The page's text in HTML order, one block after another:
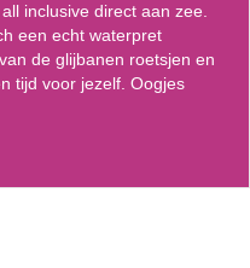
inclusive direct aan zee.
een echt waterpret
de glijbanen roetsjen en
tijd voor jezelf. Oogjes